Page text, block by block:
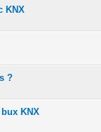
KNX
?
KNX